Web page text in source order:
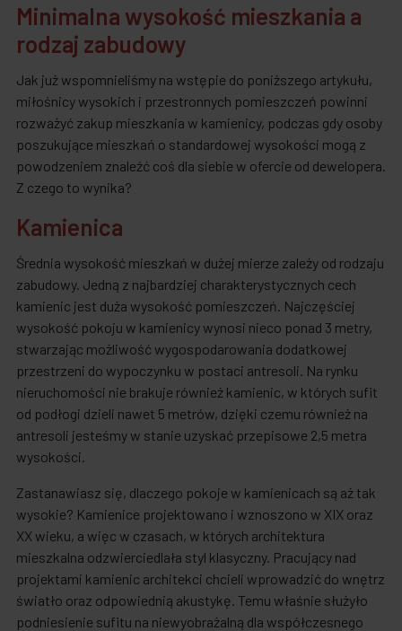
Minimalna wysokość mieszkania a
rodzaj zabudowy
Jak już wspomnieliśmy na wstępie do poniższego artykułu,
miłośnicy wysokich i przestronnych pomieszczeń powinni
rozważyć zakup mieszkania w kamienicy, podczas gdy osoby
poszukujące mieszkań o standardowej wysokości mogą z
powodzeniem znaleźć coś dla siebie w ofercie od dewelopera.
Z czego to wynika?
Kamienica
Średnia wysokość mieszkań w dużej mierze zależy od rodzaju
zabudowy. Jedną z najbardziej charakterystycznych cech
kamienic jest duża wysokość pomieszczeń. Najczęściej
wysokość pokoju w kamienicy wynosi nieco ponad 3 metry,
stwarzając możliwość wygospodarowania dodatkowej
przestrzeni do wypoczynku w postaci antresoli. Na rynku
nieruchomości nie brakuje również kamienic, w których sufit
od podłogi dzieli nawet 5 metrów, dzięki czemu również na
antresoli jesteśmy w stanie uzyskać przepisowe 2,5 metra
wysokości.
Zastanawiasz się, dlaczego pokoje w kamienicach są aż tak
wysokie? Kamienice projektowano i wznoszono w XIX oraz
XX wieku, a więc w czasach, w których architektura
mieszkalna odzwierciedlała styl klasyczny. Pracujący nad
projektami kamienic architekci chcieli wprowadzić do wnętrz
światło oraz odpowiednią akustykę. Temu właśnie służyło
podniesienie sufitu na niewyobrażalną dla współczesnego